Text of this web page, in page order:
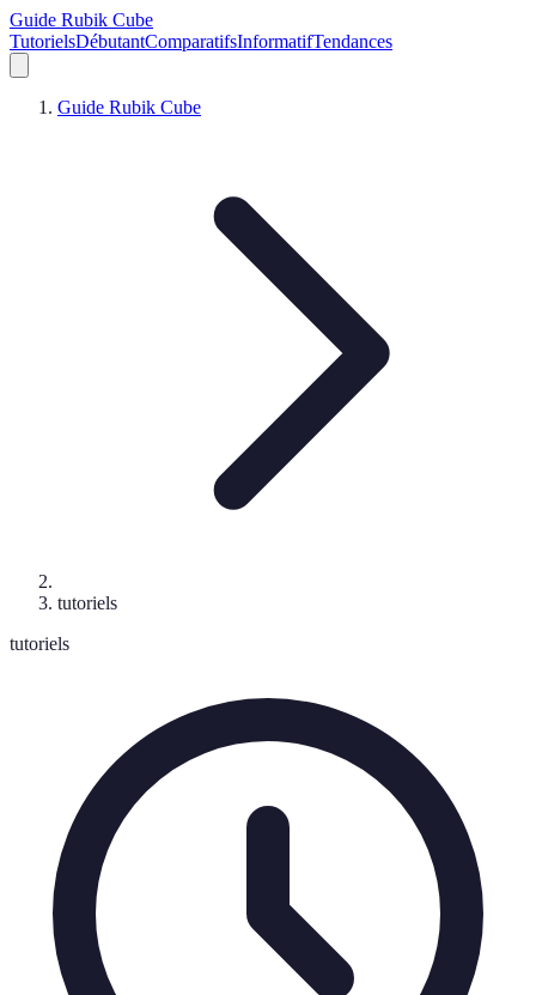
Guide Rubik Cube
TutorielsDébutantComparatifsInformatifTendances
Guide Rubik Cube
tutoriels
tutoriels